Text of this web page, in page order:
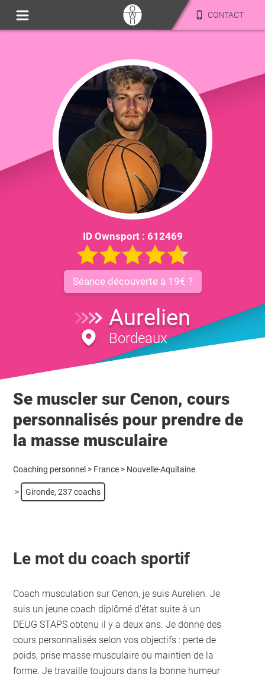
CONTACT
ID Ownsport : 612469
Séance découverte à 19€ ?
Aurelien
Bordeaux
Se muscler sur Cenon, cours
personnalisés pour prendre de
la masse musculaire
Coaching personnel > France > Nouvelle-Aquitaine
> Gironde, 237 coachs
Le mot du coach sportif
Coach musculation sur Cenon, je suis Aurelien. Je
suis un jeune coach diplômé d'état suite à un
DEUG STAPS obtenu il y a deux ans. Je donne des
cours personnalisés selon vos objectifs : perte de
poids, prise masse musculaire ou maintien de la
forme. Je travaille toujours dans la bonne humeur